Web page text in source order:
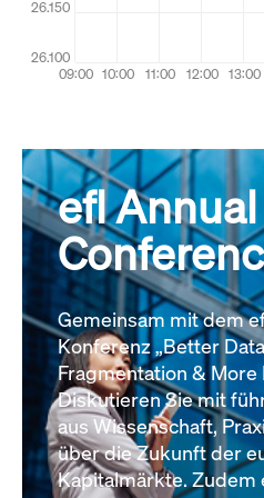
efl Annual
Gemeinsam mit dem
Konferenz „Better
Fragmentation & More
Diskutieren Sie mit
aus Wissenschaft,
über die Zukunft der
Kapitalmärkte. Zudem